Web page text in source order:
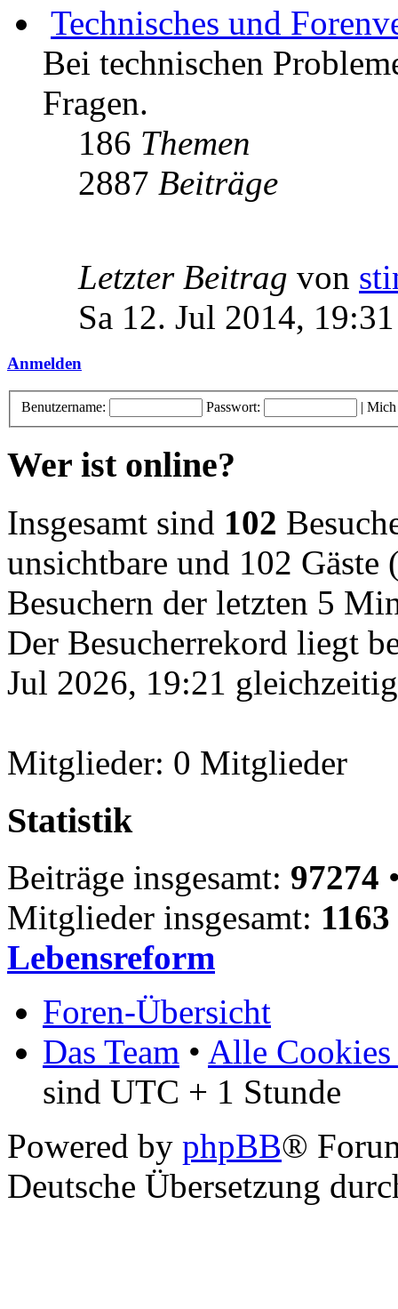
Technisches und
Bei technischen
Fragen.
186 Themen
2887 Beiträge
Letzter Beitrag von
Sa 12. Jul 2014, 19:31
Anmelden
Benutzername: Passwort: | Mich
Wer ist online?
Insgesamt sind 102
unsichtbare und 102 Gäste
Besuchern der letzten 5
Der Besucherrekord liegt
Jul 2026, 19:21
Mitglieder: 0 Mitglieder
Statistik
Beiträge insgesamt: 97274
Mitglieder insgesamt: 1163
Lebensreform
Foren-Übersicht
Das Team • Alle Cookies
sind UTC + 1 Stunde
Powered by phpBB®
Deutsche Übersetzung